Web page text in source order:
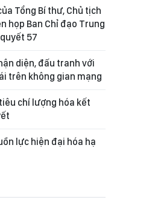
Tổng Bí thư, Chủ tịch
họp Ban Chỉ đạo Trung
57
diện, đấu tranh với
trên không gian mạng
chí lượng hóa kết
lực hiện đại hóa hạ